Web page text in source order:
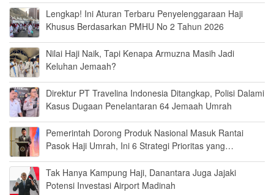
Lengkap! Ini Aturan Terbaru Penyelenggaraan Haji
Khusus Berdasarkan PMHU No 2 Tahun 2026
Nilai Haji Naik, Tapi Kenapa Armuzna Masih Jadi
Keluhan Jemaah?
Direktur PT Travelina Indonesia Ditangkap, Polisi Dalami
Kasus Dugaan Penelantaran 64 Jemaah Umrah
Pemerintah Dorong Produk Nasional Masuk Rantai
Pasok Haji Umrah, Ini 6 Strategi Prioritas yang
Disiapkan
Tak Hanya Kampung Haji, Danantara Juga Jajaki
Potensi Investasi Airport Madinah